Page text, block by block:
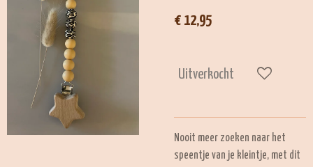
€ 12,95
Uitverkocht
Nooit meer zoeken naar het
speentje van je kleintje, met dit